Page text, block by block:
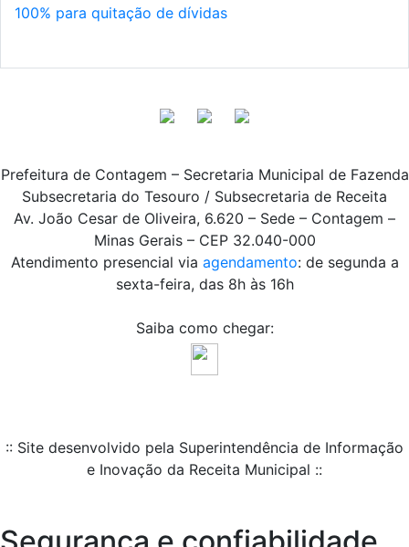
100% para quitação de dívidas
Prefeitura de Contagem – Secretaria Municipal de Fazenda
Subsecretaria do Tesouro / Subsecretaria de Receita
Av. João Cesar de Oliveira, 6.620 – Sede – Contagem –
Minas Gerais – CEP 32.040-000
Atendimento presencial via agendamento: de segunda a
sexta-feira, das 8h às 16h
Saiba como chegar:
:: Site desenvolvido pela Superintendência de Informação
e Inovação da Receita Municipal ::